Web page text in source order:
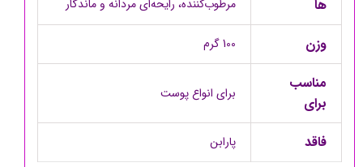
ها
مرطوب‌کننده، رایحه‌ای مردانه و ماندگار
وزن 100 گرم
مناسب
برای
برای انواع پوست
فاقد پارابن